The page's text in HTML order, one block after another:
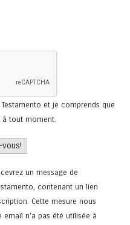
et je comprends que
tout moment.
un message de
contenant un lien
Cette mesure nous
n’a pas été utilisée à